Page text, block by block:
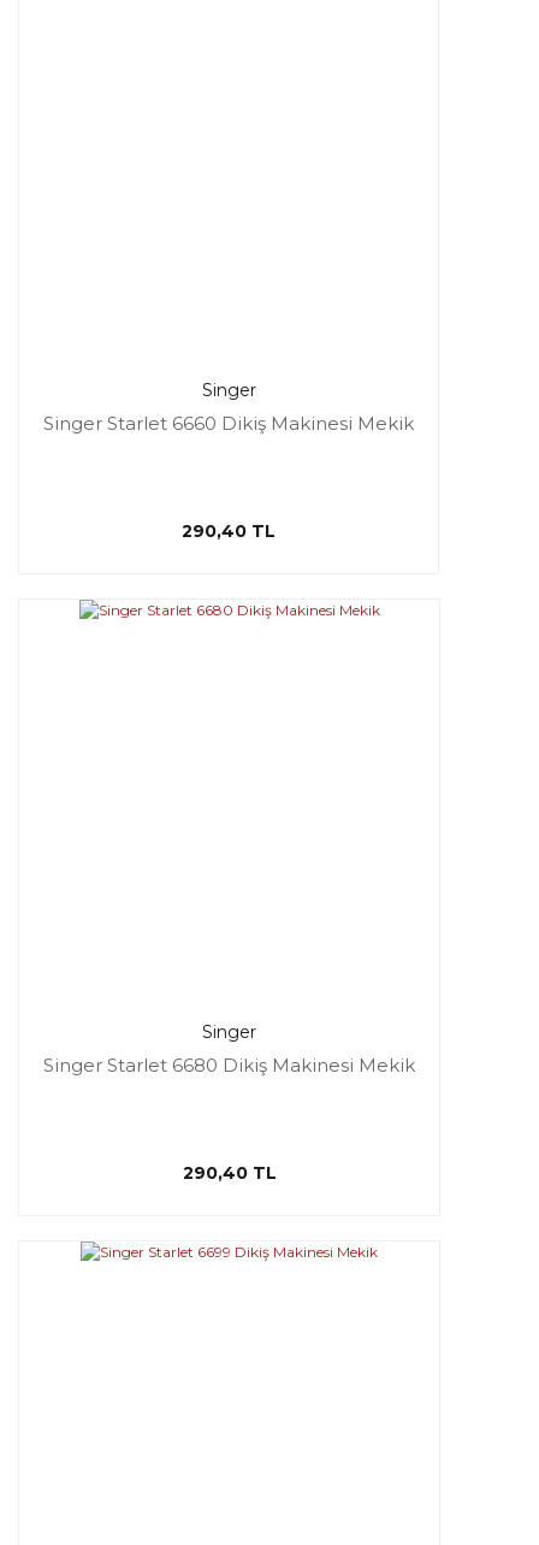
Singer
Singer Starlet 6660 Dikiş Makinesi Mekik
290,40 TL
Singer
Singer Starlet 6680 Dikiş Makinesi Mekik
290,40 TL